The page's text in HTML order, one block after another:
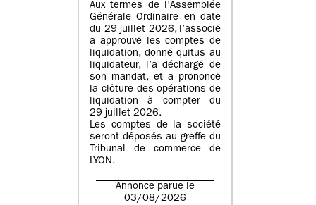
Aux termes de l’Assemblée
Générale Ordinaire en date
du 29 juillet 2026, l’associé
a approuvé les comptes de
liquidation, donné quitus au
liquidateur, l’a déchargé de
son mandat, et a prononcé
la clôture des opérations de
liquidation à compter du
29 juillet 2026.
Les comptes de la société
seront déposés au greffe du
Tribunal de commerce de
LYON.
Annonce parue le
03/08/2026